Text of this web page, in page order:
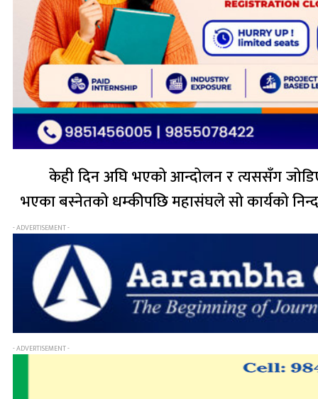
केही दिन अघि भएको आन्दोलन र त्यससँग
भएका बस्नेतको धम्कीपछि महासंघले सो कार्यको
- ADVERTISEMENT -
- ADVERTISEMENT -